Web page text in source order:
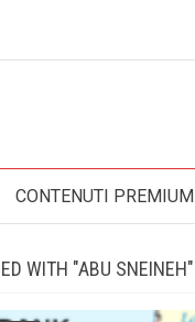
CONTENUTI PREMIUM
WITH "ABU SNEINEH"